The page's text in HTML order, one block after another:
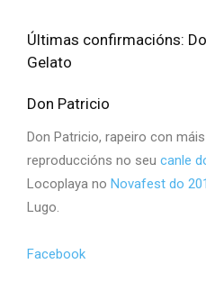
Últimas confirmacións:
Gelato
Don Patricio
Don Patricio, rapeiro con
reproduccións no seu canle
Locoplaya no Novafest do
Lugo.
Facebook